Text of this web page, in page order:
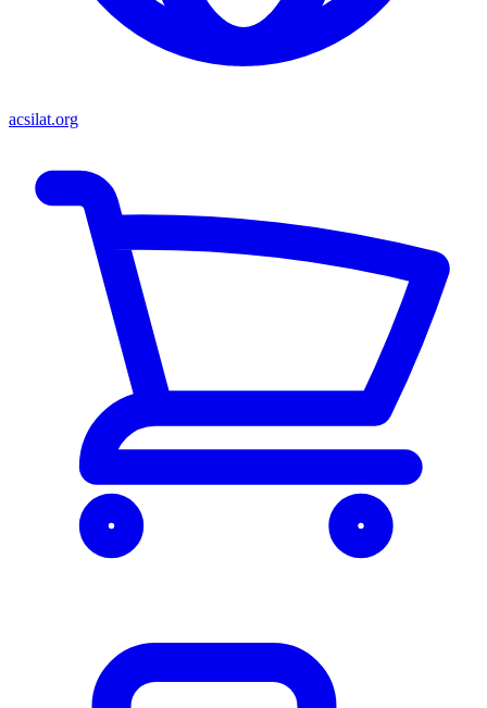
acsilat.org